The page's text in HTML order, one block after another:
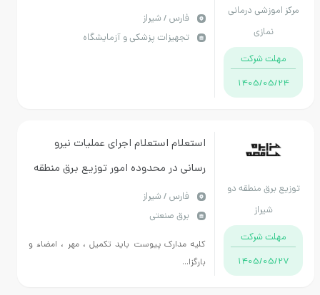
درمانی
شرکت
1405/
پرداخت اعتباری
فارس / شیراز
تجهیزات پزشکی و آزمایشگاه
منطقه دو
شرکت
1405/
استعلام استعلام اجرای عملیات نیرو
رسانی در محدوده امور توزیع برق منطقه
2 شیراز انجام کار به همراه عقد قرارداد
مدت زمان اناجم کار 4 ماه شمسی است
فارس / شیراز
برق صنعتی
کلیه مدارک پیوست باید تکمیل ، مهر ، امضاء و
بارگزا...